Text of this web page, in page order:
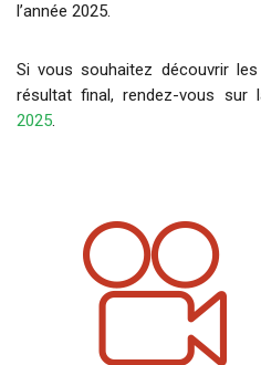
l’année 2025.
Si vous souhaitez découvrir
résultat final, rendez-vous sur
2025.